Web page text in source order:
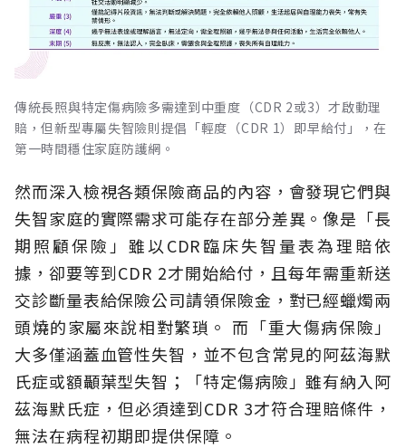
傳統長照與特定傷病險多需達到中重度（CDR 2或3）才啟動理
賠，但新型專屬失智險則提倡「輕度（CDR 1）即早給付」，在
第一時間穩住家庭防護網。
然而深入檢視各類保險商品的內容，會發現它們與
失智家庭的實際需求可能存在部分差異。像是「長
期照顧保險」雖以CDR臨床失智量表為理賠依
據，卻要等到CDR 2才開始給付，且每年需重新送
交診斷量表給保險公司請領保險金，對已經蠟燭兩
頭燒的家屬來說相對繁瑣。 而「重大傷病保險」
大多僅涵蓋血管性失智，並不包含常見的阿茲海默
氏症或額顳葉型失智；「特定傷病險」雖有納入阿
茲海默氏症，但必須達到CDR 3才符合理賠條件，
無法在病程初期即提供保障。